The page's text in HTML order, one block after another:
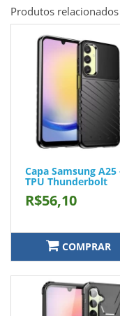
Produtos relacionados
Capa Samsung A25
TPU Thunderbolt
R$56,10
COMPRAR